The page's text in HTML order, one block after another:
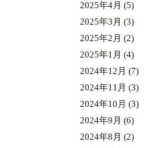
2025年4月 (5)
2025年3月 (3)
2025年2月 (2)
2025年1月 (4)
2024年12月 (7)
2024年11月 (3)
2024年10月 (3)
2024年9月 (6)
2024年8月 (2)